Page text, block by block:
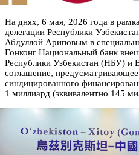
На днях, 6 мая, 2026 года в
делегации Республики
Абдуллой Ариповым в
Гонконг Национальный банк
Республики Узбекистан (НБУ) и
соглашение,
синдицированного
1 миллиард (эквивалентно 145